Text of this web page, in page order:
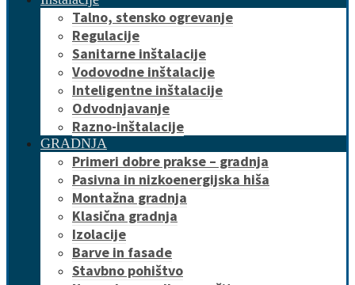
Talno, stensko ogrevanje
Regulacije
Sanitarne inštalacije
Vodovodne inštalacije
Inteligentne inštalacije
Odvodnjavanje
Razno-inštalacije
GRADNJA
Primeri dobre prakse – gradnja
Pasivna in nizkoenergijska hiša
Montažna gradnja
Klasična gradnja
Izolacije
Barve in fasade
Stavbno pohištvo